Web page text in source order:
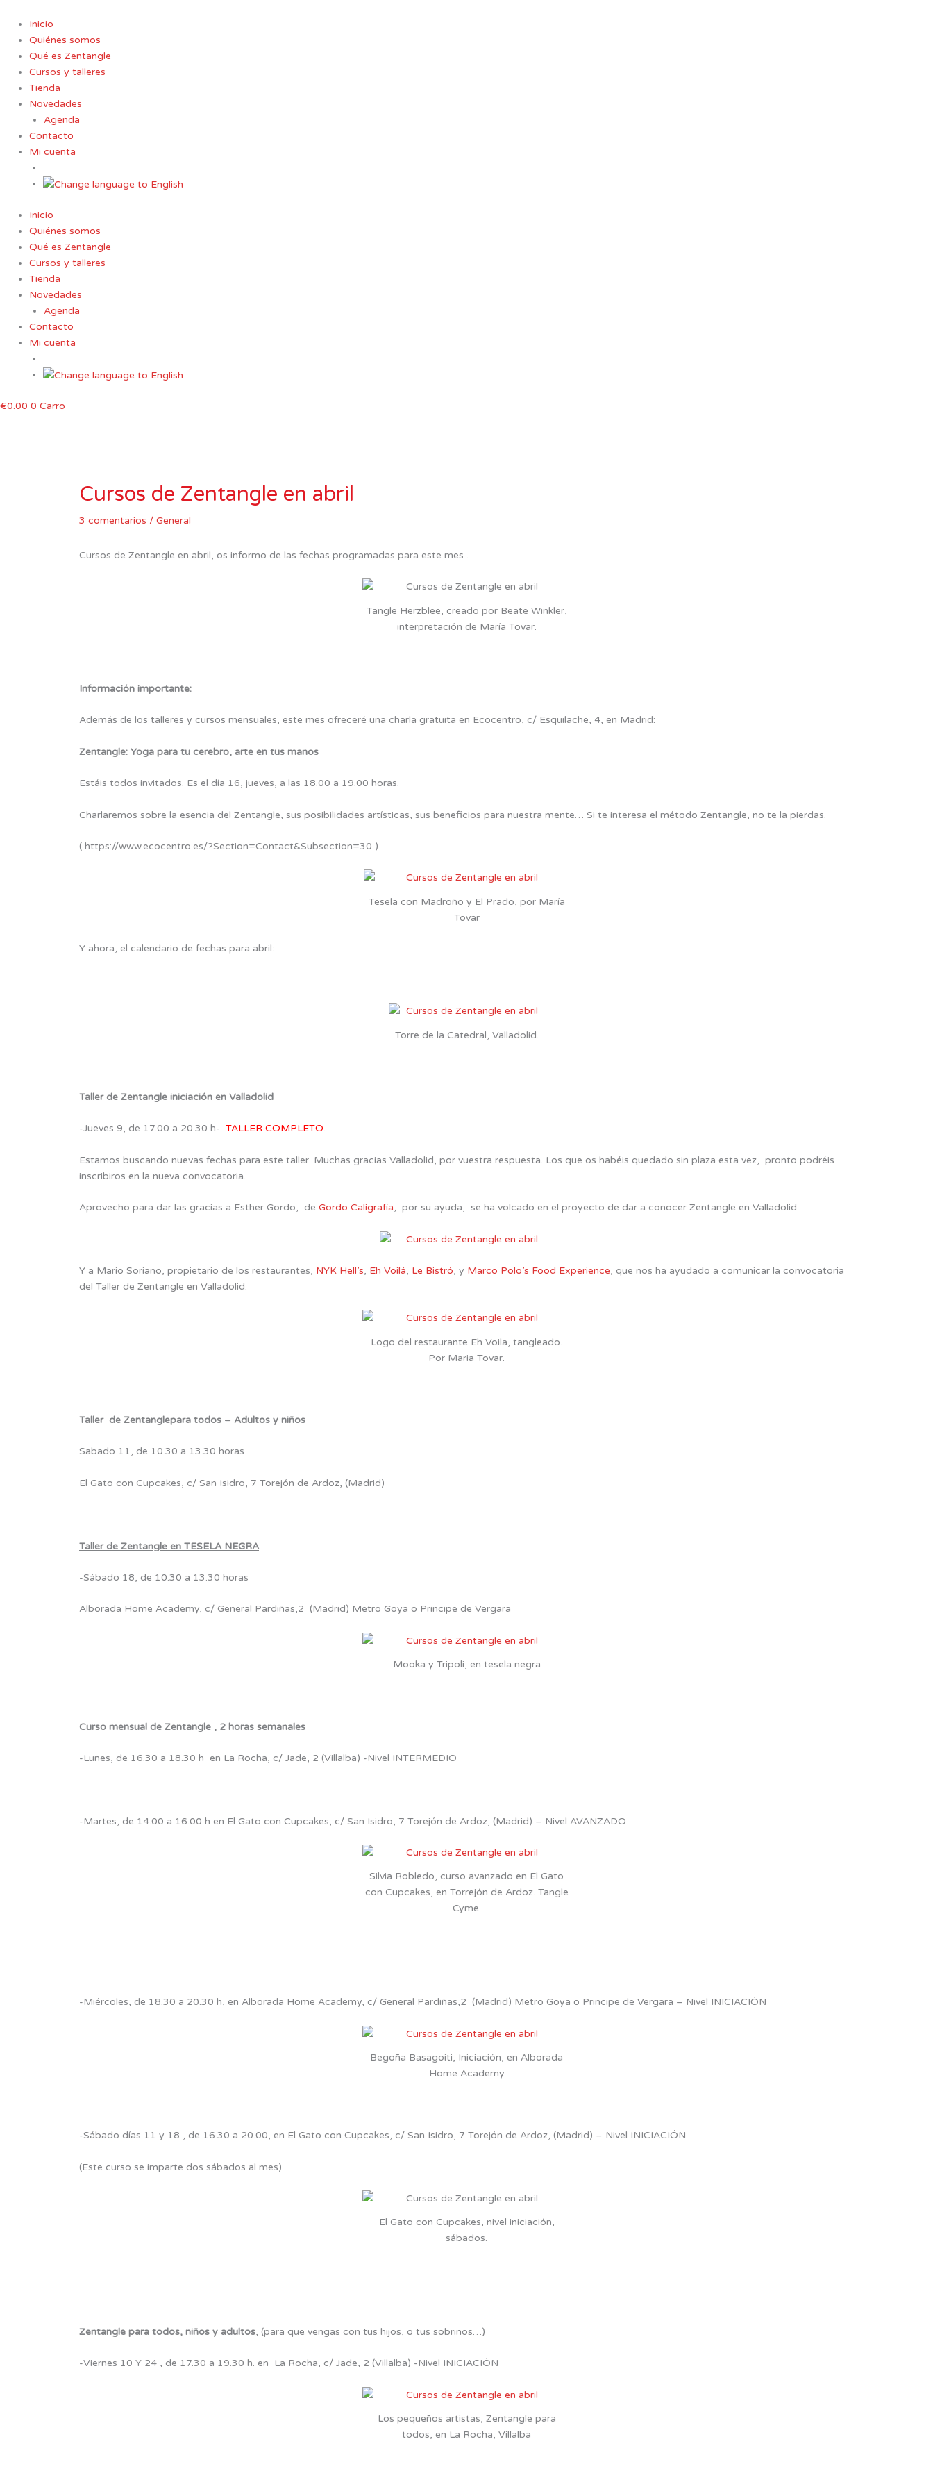
contenido
Inicio
Quiénes somos
Qué es Zentangle
Cursos y talleres
Tienda
Novedades
Agenda
Contacto
Mi cuenta
Inicio
Quiénes somos
Qué es Zentangle
Cursos y talleres
Tienda
Novedades
Agenda
Contacto
Mi cuenta
€0.00 0 Carro
Cursos de Zentangle en abril
3 comentarios / General
Cursos de Zentangle en abril, os informo de las fechas programadas para este mes .
Tangle Herzblee, creado por Beate Winkler,
interpretación de María Tovar.
Información importante:
Además de los talleres y cursos mensuales, este mes ofreceré una charla gratuita en Ecocentro, c/ Esquilache, 4, en Madrid:
Zentangle: Yoga para tu cerebro, arte en tus manos
Estáis todos invitados. Es el día 16, jueves, a las 18.00 a 19.00 horas.
Charlaremos sobre la esencia del Zentangle, sus posibilidades artísticas, sus beneficios para nuestra mente… Si te interesa el método Zentangle, no te la pierdas.
( https://www.ecocentro.es/?Section=Contact&Subsection=30 )
Tesela con Madroño y El Prado, por María
Tovar
Y ahora, el calendario de fechas para abril:
Torre de la Catedral, Valladolid.
Taller de Zentangle iniciación en Valladolid
-Jueves 9, de 17.00 a 20.30 h- TALLER COMPLETO.
Estamos buscando nuevas fechas para este taller. Muchas gracias Valladolid, por vuestra respuesta. Los que os habéis quedado sin plaza esta vez, pronto podréis
inscribiros en la nueva convocatoria.
Aprovecho para dar las gracias a Esther Gordo, de Gordo Caligrafía, por su ayuda, se ha volcado en el proyecto de dar a conocer Zentangle en Valladolid.
Y a Mario Soriano, propietario de los restaurantes, NYK Hell’s, Eh Voilá, Le Bistró, y Marco Polo’s Food Experience, que nos ha ayudado a comunicar la convocatoria
del Taller de Zentangle en Valladolid.
Logo del restaurante Eh Voila, tangleado.
Por Maria Tovar.
Taller de Zentanglepara todos – Adultos y niños
Sabado 11, de 10.30 a 13.30 horas
El Gato con Cupcakes, c/ San Isidro, 7 Torejón de Ardoz, (Madrid)
Taller de Zentangle en TESELA NEGRA
-Sábado 18, de 10.30 a 13.30 horas
Alborada Home Academy, c/ General Pardiñas,2 (Madrid) Metro Goya o Principe de Vergara
Mooka y Tripoli, en tesela negra
Curso mensual de Zentangle , 2 horas semanales
-Lunes, de 16.30 a 18.30 h en La Rocha, c/ Jade, 2 (Villalba) -Nivel INTERMEDIO
-Martes, de 14.00 a 16.00 h en El Gato con Cupcakes, c/ San Isidro, 7 Torejón de Ardoz, (Madrid) – Nivel AVANZADO
Silvia Robledo, curso avanzado en El Gato
con Cupcakes, en Torrejón de Ardoz. Tangle
Cyme.
-Miércoles, de 18.30 a 20.30 h, en Alborada Home Academy, c/ General Pardiñas,2 (Madrid) Metro Goya o Principe de Vergara – Nivel INICIACIÓN
Begoña Basagoiti, Iniciación, en Alborada
Home Academy
-Sábado días 11 y 18 , de 16.30 a 20.00, en El Gato con Cupcakes, c/ San Isidro, 7 Torejón de Ardoz, (Madrid) – Nivel INICIACIÓN.
(Este curso se imparte dos sábados al mes)
El Gato con Cupcakes, nivel iniciación,
sábados.
Zentangle para todos, niños y adultos, (para que vengas con tus hijos, o tus sobrinos…)
-Viernes 10 Y 24 , de 17.30 a 19.30 h. en La Rocha, c/ Jade, 2 (Villalba) -Nivel INICIACIÓN
Los pequeños artistas, Zentangle para
todos, en La Rocha, Villalba